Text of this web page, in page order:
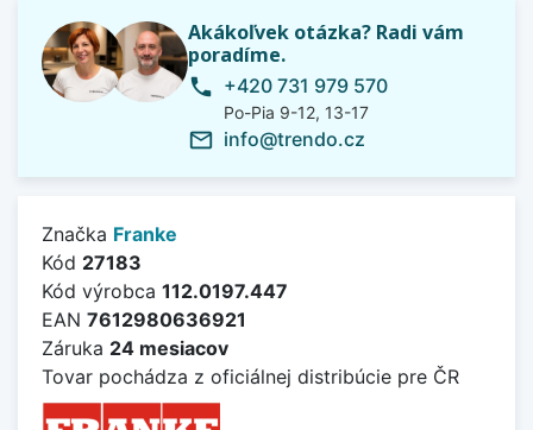
Akákoľvek otázka? Radi vám
poradíme.
phone +420 731 979 570
Po-Pia 9-12, 13-17
mail_outline info@trendo.cz
Značka Franke
Kód 27183
Kód výrobca 112.0197.447
EAN 7612980636921
Záruka 24 mesiacov
Tovar pochádza z oficiálnej distribúcie pre ČR